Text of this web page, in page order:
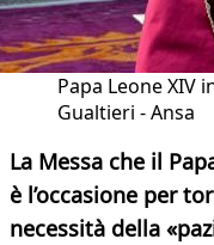
Papa Leone XIV
Gualtieri - Ansa
La Messa che il
è l’occasione per
necessità della